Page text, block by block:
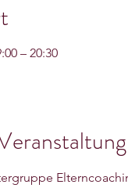
– 20:30